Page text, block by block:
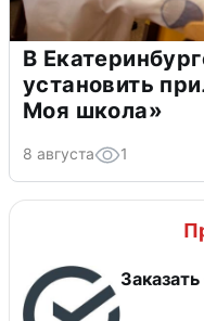
В
установить
Моя школа»
8 августа 1